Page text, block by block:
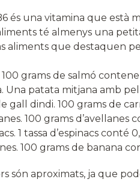
és una vitamina que està
té almenys una
aliments que destaquen
100 grams de salmó
Una patata mitjana amb
gall dindi. 100 grams de
100 grams d’avellanes
1 tassa d’espinacs conté
100 grams de banana
són aproximats, ja que